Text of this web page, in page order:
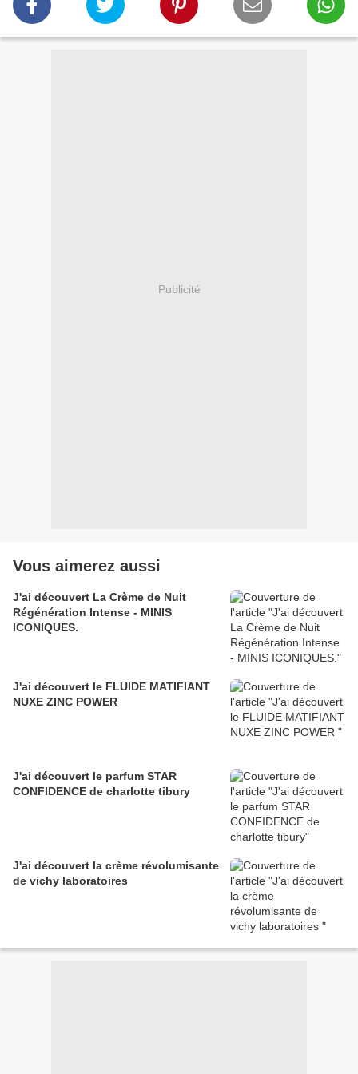
Publicité
Vous aimerez aussi
J'ai découvert La Crème de Nuit
Régénération Intense - MINIS
ICONIQUES.
J'ai découvert le FLUIDE MATIFIANT
NUXE ZINC POWER
J'ai découvert le parfum STAR
CONFIDENCE de charlotte tibury
J'ai découvert la crème révolumisante
de vichy laboratoires